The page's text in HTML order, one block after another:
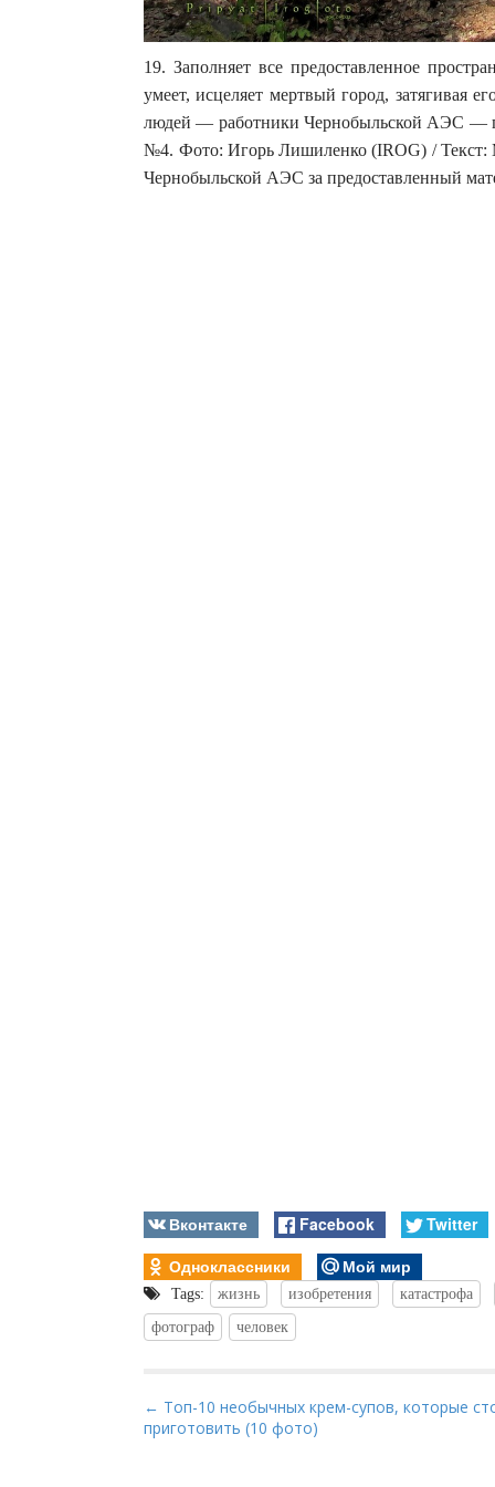
19. Заполняет все предоставленное
умеет, исцеляет мертвый город, затягивая
людей — работники Чернобыльской АЭС —
№4. Фото: Игорь Лишиленко (IROG) / Текст:
Чернобыльской АЭС за предоставленный
Вконтакте Facebook
Twitter
Одноклассники
Мой мир
Tags: жизнь изобретения
катастрофа
фотограф
человек
P
o
← Топ-10 необычных крем-супов, которые
приготовить (10 фото)